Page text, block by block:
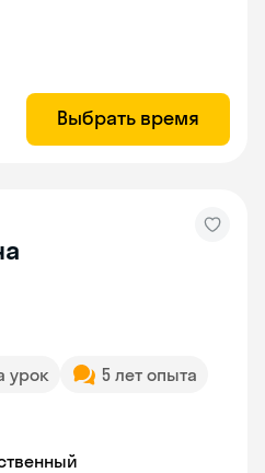
Выбрать время
урок
5 лет опыта